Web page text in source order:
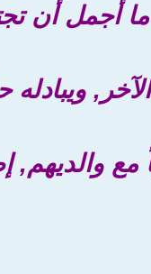
ما أجمل أن
ويبادله
مع